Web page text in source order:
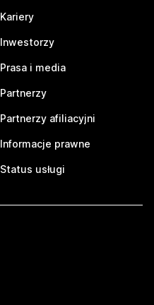
Kariery
Inwestorzy
Prasa i media
Partnerzy
Partnerzy afiliacyjni
Informacje prawne
Status usługi